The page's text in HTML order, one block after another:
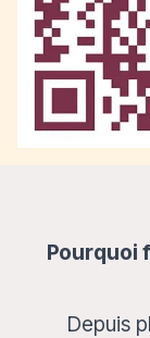
Pourquoi
Depuis